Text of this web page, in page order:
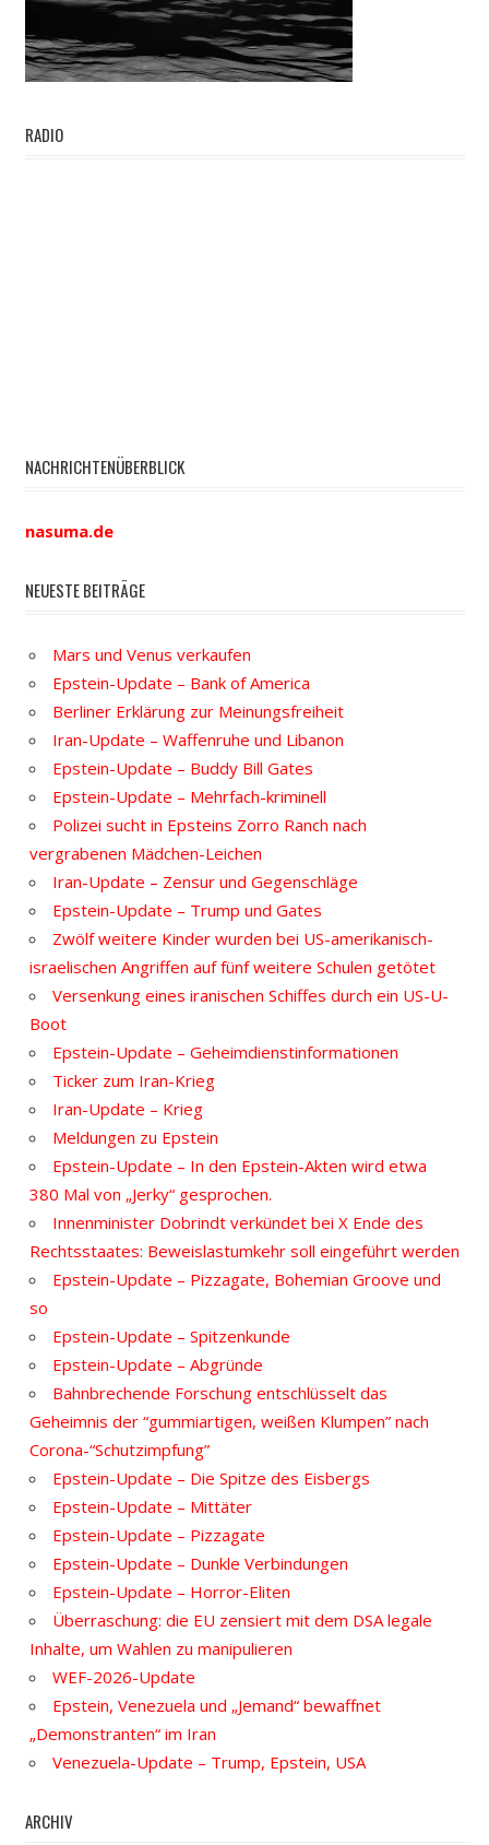
RADIO
NACHRICHTENÜBERBLICK
nasuma.de
NEUESTE BEITRÄGE
Mars und Venus verkaufen
Epstein-Update – Bank of America
Berliner Erklärung zur Meinungsfreiheit
Iran-Update – Waffenruhe und Libanon
Epstein-Update – Buddy Bill Gates
Epstein-Update – Mehrfach-kriminell
Polizei sucht in Epsteins Zorro Ranch nach
vergrabenen Mädchen-Leichen
Iran-Update – Zensur und Gegenschläge
Epstein-Update – Trump und Gates
Zwölf weitere Kinder wurden bei US-amerikanisch-
israelischen Angriffen auf fünf weitere Schulen getötet
Versenkung eines iranischen Schiffes durch ein US-U-
Boot
Epstein-Update – Geheimdienstinformationen
Ticker zum Iran-Krieg
Iran-Update – Krieg
Meldungen zu Epstein
Epstein-Update – In den Epstein-Akten wird etwa
380 Mal von „Jerky“ gesprochen.
Innenminister Dobrindt verkündet bei X Ende des
Rechtsstaates: Beweislastumkehr soll eingeführt werden
Epstein-Update – Pizzagate, Bohemian Groove und
so
Epstein-Update – Spitzenkunde
Epstein-Update – Abgründe
Bahnbrechende Forschung entschlüsselt das
Geheimnis der “gummiartigen, weißen Klumpen” nach
Corona-“Schutzimpfung”
Epstein-Update – Die Spitze des Eisbergs
Epstein-Update – Mittäter
Epstein-Update – Pizzagate
Epstein-Update – Dunkle Verbindungen
Epstein-Update – Horror-Eliten
Überraschung: die EU zensiert mit dem DSA legale
Inhalte, um Wahlen zu manipulieren
WEF-2026-Update
Epstein, Venezuela und „Jemand“ bewaffnet
„Demonstranten“ im Iran
Venezuela-Update – Trump, Epstein, USA
ARCHIV